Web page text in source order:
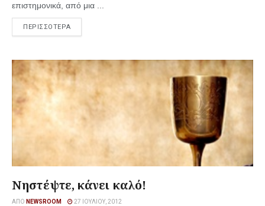
επιστημονικά, από μια ...
ΠΕΡΙΣΣΟΤΕΡΑ
Νηστέψτε, κάνει καλό!
ΑΠΌ NEWSROOM 27 ΙΟΥΛΊΟΥ, 2012